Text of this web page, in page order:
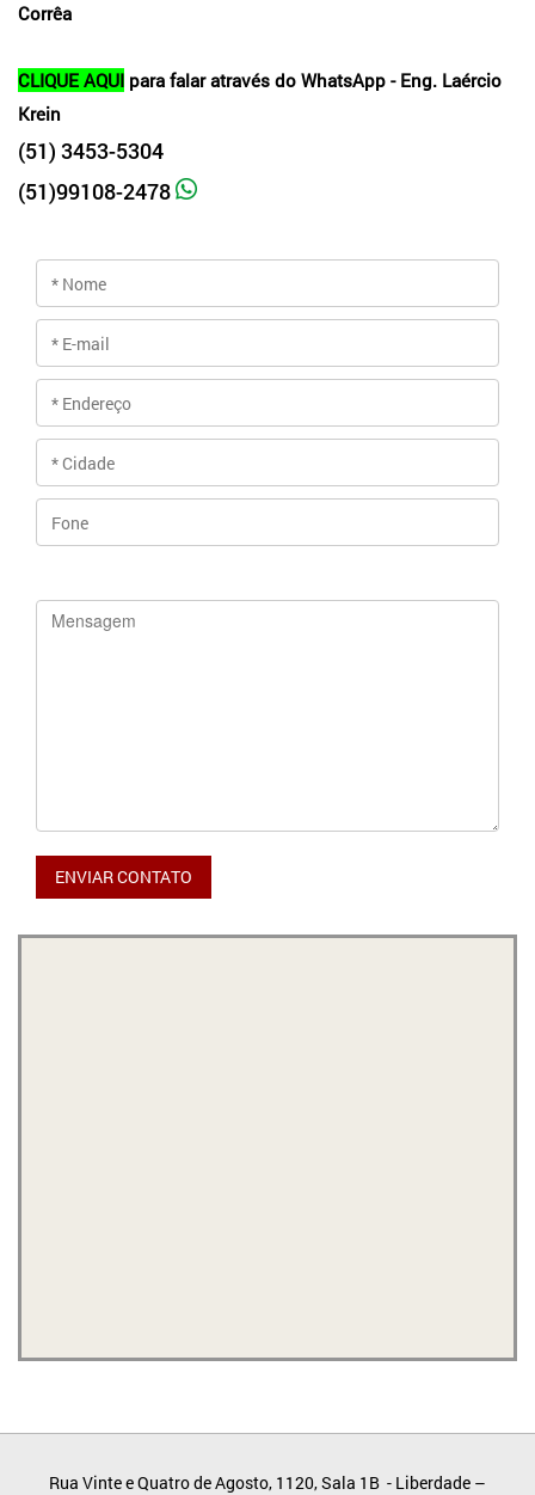
Corrêa
CLIQUE AQUI para falar através do WhatsApp - Eng. Laércio
Krein
(51) 3453-5304
(51)99108-2478
Rua Vinte e Quatro de Agosto, 1120, Sala 1B - Liberdade –